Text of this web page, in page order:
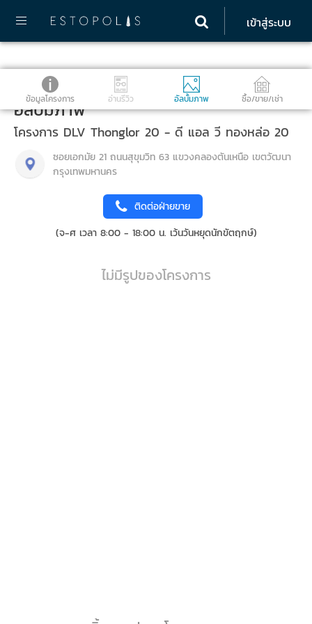
เข้าสู่ระบบ
ข้อมูลโครงการ อ่านรีวิว อัลบั้มภาพ ซื้อ/ขาย/เช่า
อัลบั้มภาพ
โครงการ DLV Thonglor 20 - ดี แอล วี ทองหล่อ 20
ซอยเอกมัย 21 ถนนสุขุมวิท 63 แขวงคลองตันเหนือ เขตวัฒนา
กรุงเทพมหานคร
ติดต่อฝ่ายขาย
(จ-ศ เวลา 8:00 - 18:00 น. เว้นวันหยุดนักขัตฤกษ์)
ไม่มีรูปของโครงการ